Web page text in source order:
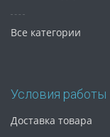
Все категории
Условия работы
Доставка товара